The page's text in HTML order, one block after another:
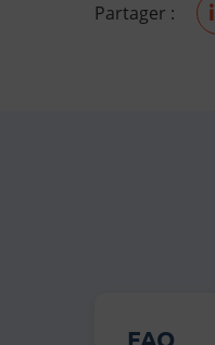
Partager :
FAQ